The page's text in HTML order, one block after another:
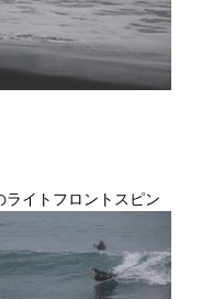
ライトフロントスピン